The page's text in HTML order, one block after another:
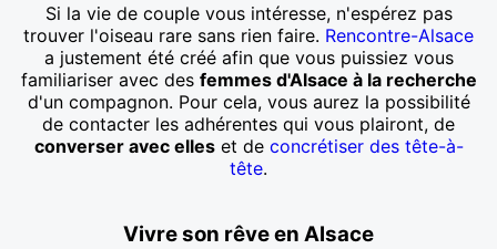
Si la vie de couple vous intéresse, n'espérez pas
trouver l'oiseau rare sans rien faire. Rencontre-Alsace
a justement été créé afin que vous puissiez vous
familiariser avec des femmes d'Alsace à la recherche
d'un compagnon. Pour cela, vous aurez la possibilité
de contacter les adhérentes qui vous plairont, de
converser avec elleset de concrétiser des tête-à-
tête.
Vivre son rêve en Alsace